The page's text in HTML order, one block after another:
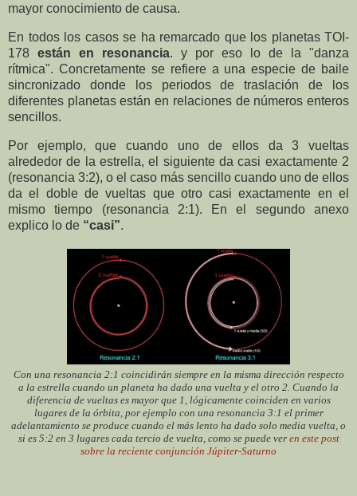
mayor conocimiento de causa.
En todos los casos se ha remarcado que los planetas TOI-
178 están en resonancia. y por eso lo de la "danza
rítmica". Concretamente se refiere a una especie de baile
sincronizado donde los periodos de traslación de los
diferentes planetas están en relaciones de números enteros
sencillos.
Por ejemplo, que cuando uno de ellos da 3 vueltas
alrededor de la estrella, el siguiente da casi exactamente 2
(resonancia 3:2), o el caso más sencillo cuando uno de ellos
da el doble de vueltas que otro casi exactamente en el
mismo tiempo (resonancia 2:1). En el segundo anexo
explico lo de “casi”.
Con una resonancia 2:1 coincidirán siempre en la misma dirección respecto
a la estrella cuando un planeta ha dado una vuelta y el otro 2. Cuando la
diferencia de vueltas es mayor que 1, lógicamente coinciden en varios
lugares de la órbita, por ejemplo con una resonancia 3:1 el primer
adelantamiento se produce cuando el más lento ha dado solo media vuelta, o
si es 5:2 en 3 lugares cada tercio de vuelta, como se puede ver en este post
sobre la reciente conjunción Júpiter-Saturno